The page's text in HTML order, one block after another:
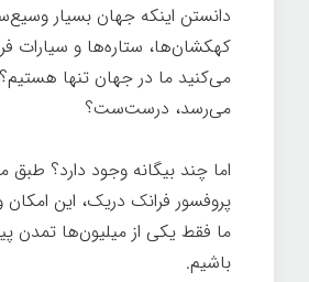
دانستن اینکه جهان بسیار
کهکشان‌ها، ستاره‌ها و سیارات
می‌کنید ما در جهان تنها
می‌رسد، درست‌ست؟
پروفسور فرانک دریک، این امکان
ما فقط یکی از میلیون‌ها تمدن
باشیم.